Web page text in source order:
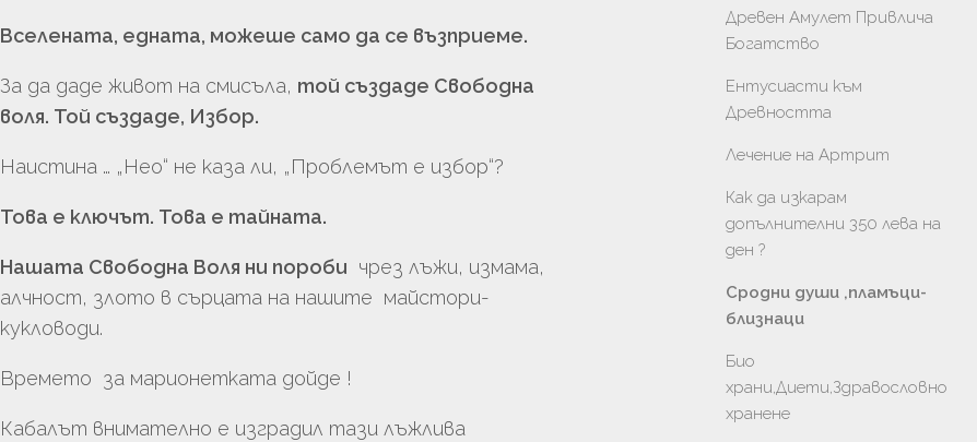
Вселената, едната, можеше само да се възприеме.
За да даде живот на смисъла, той създаде Свободна
воля. Той създаде, Избор.
Наистина … „Нео“ не каза ли, „Проблемът е избор“?
Това е ключът. Това е тайната.
Нашата Свободна Воля ни пороби чрез лъжи, измама,
алчност, злото в сърцата на нашите майстори-
кукловоди.
Времето за марионетката дойде !
Кабалът внимателно е изградил тази лъжлива
Древен Амулет Привлича
Богатство
Ентусиасти към
Древността
Лечение на Артрит
Как да изкарам
допълнителни 350 лева на
ден ?
Сродни души ,пламъци-
близнаци
Био
храни,Диети,Здравословно
хранене